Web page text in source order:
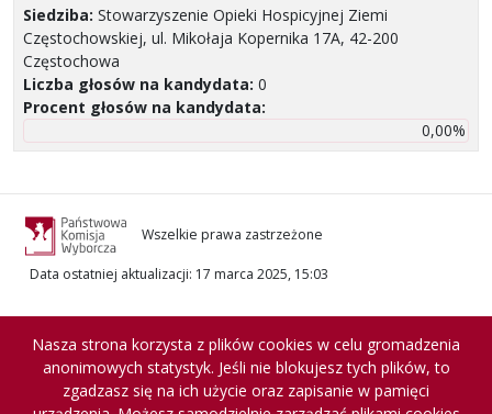
Siedziba: Stowarzyszenie Opieki Hospicyjnej Ziemi
Częstochowskiej, ul. Mikołaja Kopernika 17A, 42-200
Częstochowa
Liczba głosów na kandydata: 0
Procent głosów na kandydata:
0,00%
Wszelkie prawa zastrzeżone
Data ostatniej aktualizacji: 17 marca 2025, 15:03
Nasza strona korzysta z plików cookies w celu gromadzenia
anonimowych statystyk. Jeśli nie blokujesz tych plików, to
zgadzasz się na ich użycie oraz zapisanie w pamięci